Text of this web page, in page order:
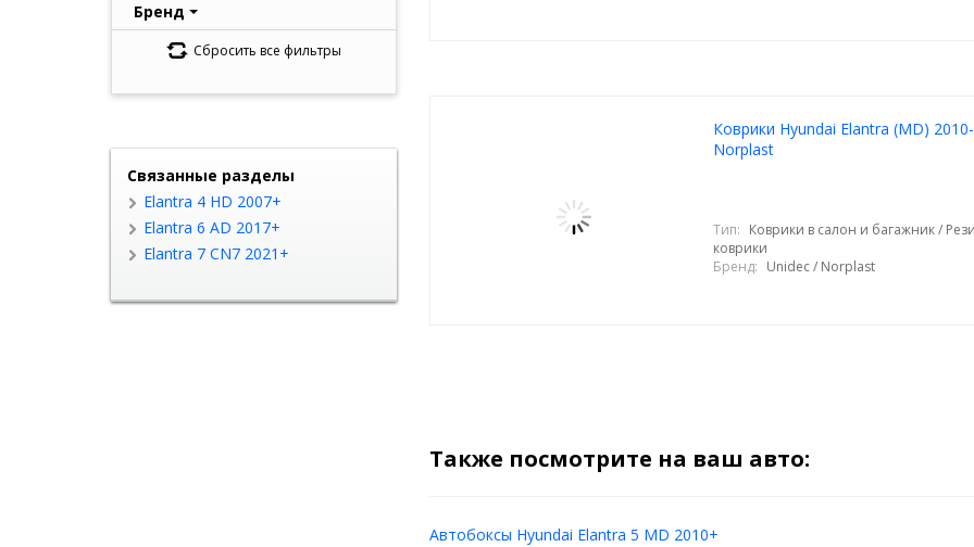
Бренд
Сбросить все фильтры
Связанные разделы
Elantra 4 HD 2007+
Elantra 6 AD 2017+
Elantra 7 CN7 2021+
Коврики Hyundai Elantra (MD)
Norplast
Тип: Коврики в салон и багажник /
коврики
Бренд: Unidec / Norplast
Также посмотрите на ваш авто:
Автобоксы Hyundai Elantra 5 MD 2010+